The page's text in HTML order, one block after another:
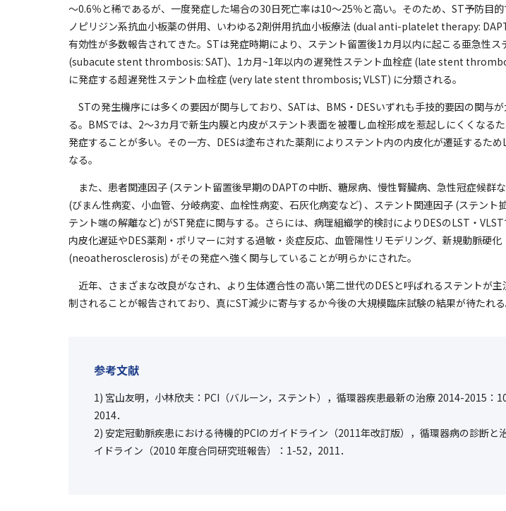
～0.6％と稀であるが、一度発症した場合の30日死亡率は10～25％と高い。そのため、ST予防目的
ノピリジン系抗血小板薬の併用、いわゆる2剤併用抗血小板療法 (dual anti-platelet therapy:
有効性が多数報告されてきた。STは発症時期により、ステント留置後1カ月以内に起こる亜急性ス
(subacute stent thrombosis: SAT)、1カ月~1年以内の遅発性ステント血栓症 (late stent
に発症する超遅発性ステント血栓症 (very late stent thrombosis; VLST) に分類される。
STの発生機序には多くの要因が関与しており、SATは、BMS・DESいずれも手技的要因の関与
る。BMSでは、2～3カ月で新生内膜と内皮がステント表面を被覆し血栓形成を惹起しにくくなる
発症することが多い。その一方、DESは塗布された薬剤によりステント内の内皮化が遷延するため
なる。
また、患者関連因子 (ステント留置後早期のDAPTの中断、糖尿病、慢性腎臓病、急性冠症候群
(びまん性病変、小血管、分岐病変、血栓性病変、石灰化病変など) 、ステント関連因子 (ステント
テント端の解離など) がST発症に関与する。さらには、病理組織学的検討によりDESのLST・
内皮化遅延やDES薬剤・ポリマーに対する過敏・炎症反応、血管陽性リモデリング、新規動脈硬化
(neoatherosclerosis) がその発症へ強く関与していることが明らかにされた。
近年、さまざまな改良がなされ、より生体適合性の高い第二世代のDESと呼ばれるステントが
制されることが報告されており、真にST減少に寄与するか今後の大規模臨床試験の結果が待たれる
参考文献
1) 宮山友明，小林欣夫：PCI（バルーン，ステント），循環器疾患最新の治療 2014-2015：
2014．
2) 安定冠動脈疾患における待機的PCIのガイドライン（2011年改訂版），循環器病の診断と
イドライン（2010 年度合同研究班報告）：1-52，2011．